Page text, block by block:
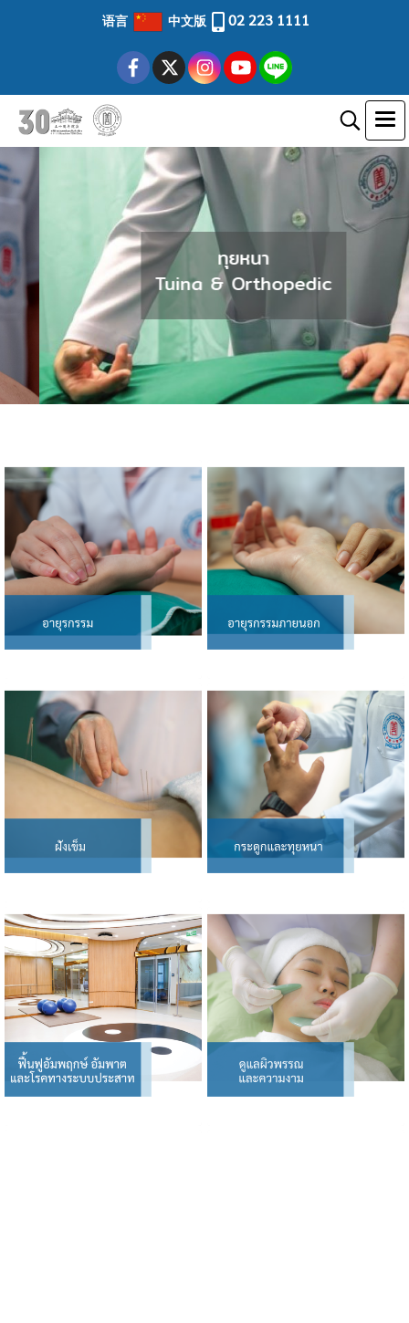
语言 中文版 02 223 1111
ทุยหนา
Tuina & Orthopedic